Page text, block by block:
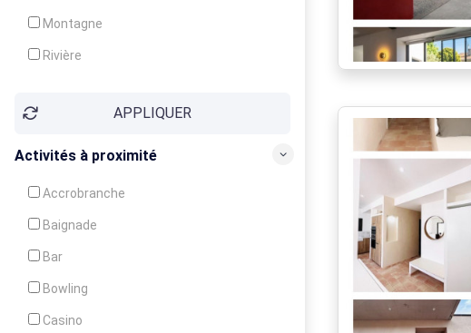
Montagne
Rivière
APPLIQUER
Activités à proximité
Accrobranche
Baignade
Bar
Bowling
Casino